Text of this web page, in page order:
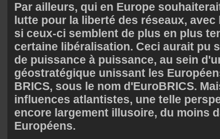
Par ailleurs, qui en Europe
lutte pour la liberté des réseaux,
si ceux-ci semblent de plus en plus
certaine libéralisation. Ceci aurait pu
de puissance à puissance, au sein
géostratégique unissant les
BRICS, sous le nom d'EuroBRICS.
influences atlantistes, une telle
encore largement illusoire, du moins
Européens.